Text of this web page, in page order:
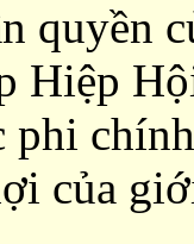
quyền
Hiệp
phi
của